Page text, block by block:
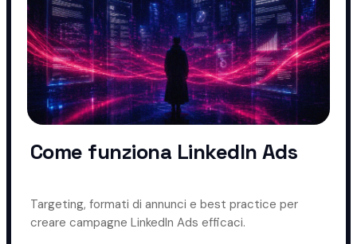
Come funziona LinkedIn Ads
Targeting, formati di annunci e best practice per
creare campagne LinkedIn Ads efficaci.